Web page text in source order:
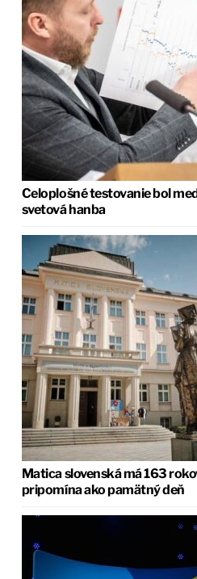
Celoplošné testovanie bol
svetová hanba
Matica slovenská má 163
pripomína ako pamätný deň